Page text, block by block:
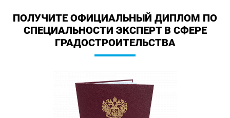
ПОЛУЧИТЕ ОФИЦИАЛЬНЫЙ ДИПЛОМ ПО
СПЕЦИАЛЬНОСТИ ЭКСПЕРТ В СФЕРЕ
ГРАДОСТРОИТЕЛЬСТВА